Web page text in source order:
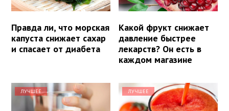
Правда ли, что морская
капуста снижает сахар
и спасает от диабета
Какой фрукт снижает
давление быстрее
лекарств? Он есть в
каждом магазине
ЛУЧШЕЕ ЛУЧШЕЕ